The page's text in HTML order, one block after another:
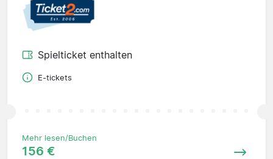
Spielticket enthalten
E-tickets
Mehr lesen/Buchen
156 €